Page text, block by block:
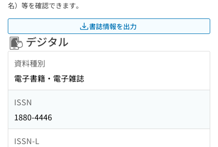
名）等を確認できます。
書誌情報を出力
デジタル
資料種別
電子書籍・電子雑誌
ISSN
1880-4446
ISSN-L